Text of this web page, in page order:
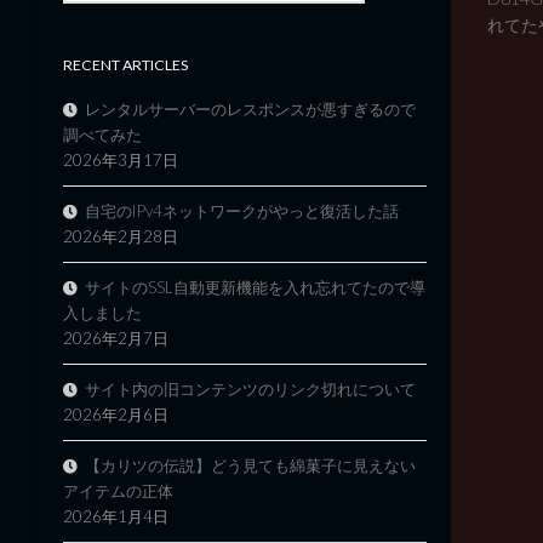
れてた
RECENT ARTICLES
レンタルサーバーのレスポンスが悪すぎるので
調べてみた
2026年3月17日
自宅のIPv4ネットワークがやっと復活した話
2026年2月28日
サイトのSSL自動更新機能を入れ忘れてたので導
入しました
2026年2月7日
サイト内の旧コンテンツのリンク切れについて
2026年2月6日
【カリツの伝説】どう見ても綿菓子に見えない
アイテムの正体
2026年1月4日